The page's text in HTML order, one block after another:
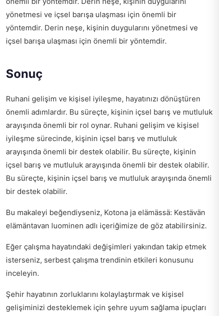
yönetmesi ve içsel barışa ulaşması için önemli bir
yöntemdir. Derin neşe, kişinin duygularını yönetmesi ve
içsel barışa ulaşması için önemli bir yöntemdir.
Sonuç
Ruhani gelişim ve kişisel iyileşme, hayatınızı dönüştüren
önemli adımlardır. Bu süreçte, kişinin içsel barış ve mutluluk
arayışında önemli bir rol oynar. Ruhani gelişim ve kişisel
iyileşme sürecinde, kişinin içsel barış ve mutluluk
arayışında önemli bir destek olabilir. Bu süreçte, kişinin
içsel barış ve mutluluk arayışında önemli bir destek olabilir.
Bu süreçte, kişinin içsel barış ve mutluluk arayışında önemli
bir destek olabilir.
Bu makaleyi beğendiyseniz, Kotona ja elämässä: Kestävän
elämäntavan luominen adlı içeriğimize de göz atabilirsiniz.
Eğer çalışma hayatındaki değişimleri yakından takip etmek
isterseniz, serbest çalışma trendinin etkileri konusunu
inceleyin.
Şehir hayatının zorluklarını kolaylaştırmak ve kişisel
gelişiminizi desteklemek için şehre uyum sağlama ipuçları